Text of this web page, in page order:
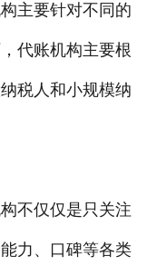
主要针对不同的
代账机构主要根
税人和小规模纳
不仅仅是只关注
力、口碑等各类